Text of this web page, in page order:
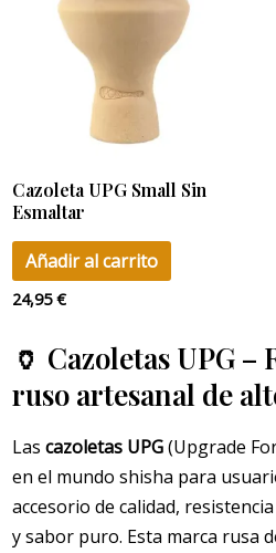
Cazoleta UPG Small Sin
Esmaltar
Añadir al carrito
24,95€
🏺 Cazoletas UPG
ruso artesanal de
Las cazoletas UPG(Upgrade
en el mundo shisha para
accesorio de calidad,
y sabor puro. Esta marca rusa